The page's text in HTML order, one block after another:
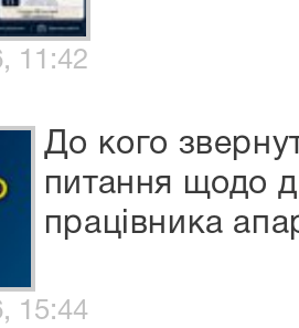
11:42
До кого
питання щодо
працівника
15:44